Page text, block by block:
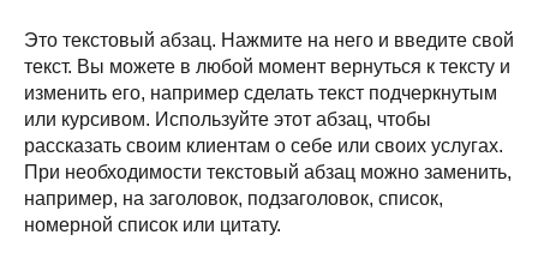
Это текстовый абзац. Нажмите на него и введите свой
текст. Вы можете в любой момент вернуться к тексту и
изменить его, например сделать текст подчеркнутым
или курсивом. Используйте этот абзац, чтобы
рассказать своим клиентам о себе или своих услугах.
При необходимости текстовый абзац можно заменить,
например, на заголовок, подзаголовок, список,
номерной список или цитату.